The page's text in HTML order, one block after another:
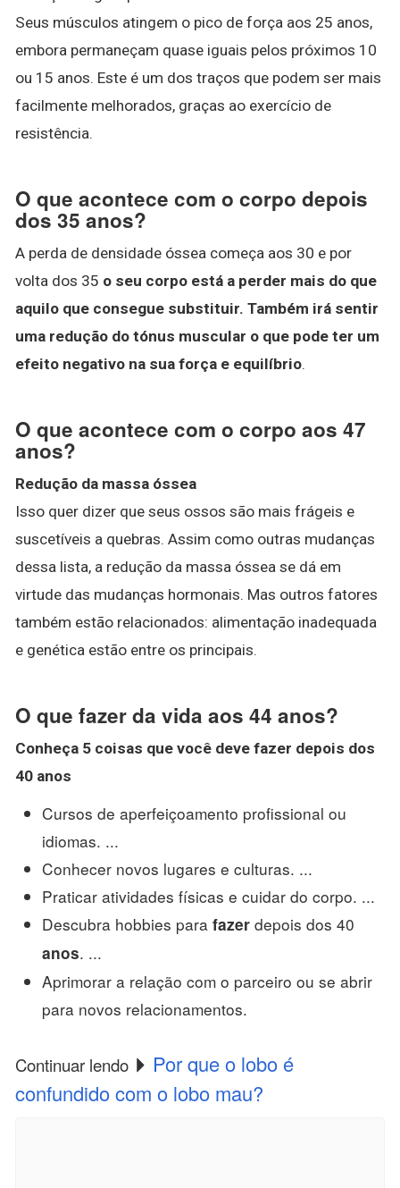
Seus músculos atingem o pico de força aos 25 anos,
embora permaneçam quase iguais pelos próximos 10
ou 15 anos. Este é um dos traços que podem ser mais
facilmente melhorados, graças ao exercício de
resistência.
O que acontece com o corpo depois
dos 35 anos?
A perda de densidade óssea começa aos 30 e por
volta dos 35 o seu corpo está a perder mais do que
aquilo que consegue substituir. Também irá sentir
uma redução do tónus muscular o que pode ter um
efeito negativo na sua força e equilíbrio.
O que acontece com o corpo aos 47
anos?
Redução da massa óssea
Isso quer dizer que seus ossos são mais frágeis e
suscetíveis a quebras. Assim como outras mudanças
dessa lista, a redução da massa óssea se dá em
virtude das mudanças hormonais. Mas outros fatores
também estão relacionados: alimentação inadequada
e genética estão entre os principais.
O que fazer da vida aos 44 anos?
Conheça 5 coisas que você deve fazer depois dos
40 anos
Cursos de aperfeiçoamento profissional ou
idiomas. ...
Conhecer novos lugares e culturas. ...
Praticar atividades físicas e cuidar do corpo. ...
Descubra hobbies para fazer depois dos 40
anos. ...
Aprimorar a relação com o parceiro ou se abrir
para novos relacionamentos.
Continuar lendo
Por que o lobo é
confundido com o lobo mau?